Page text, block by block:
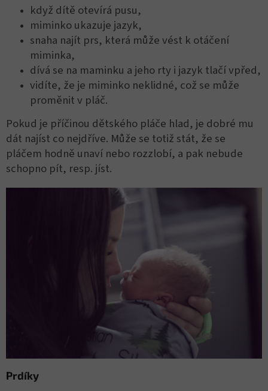
když dítě otevírá pusu,
miminko ukazuje jazyk,
snaha najít prs, která může vést k otáčení
miminka,
dívá se na maminku a jeho rty i jazyk tlačí vpřed,
vidíte, že je miminko neklidné, což se může
proměnit v pláč.
Pokud je příčinou dětského pláče hlad, je dobré mu
dát najíst co nejdříve. Může se totiž stát, že se
pláčem hodně unaví nebo rozzlobí, a pak nebude
schopno pít, resp. jíst.
Prdíky